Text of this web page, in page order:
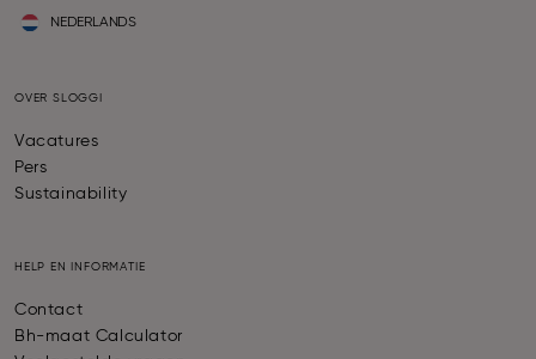
NEDERLANDS
OVER SLOGGI
Vacatures
Pers
Sustainability
HELP EN INFORMATIE
Contact
Bh-maat Calculator